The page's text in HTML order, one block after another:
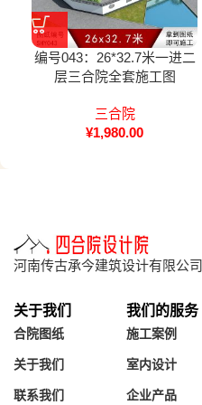
编号043：26*32.7米一进二
层三合院全套施工图
三合院
¥1,980.00
河南传古承今建筑设计有限公司
关于我们
合院图纸
关于我们
联系我们
我们的服务
施工案例
室内设计
企业产品